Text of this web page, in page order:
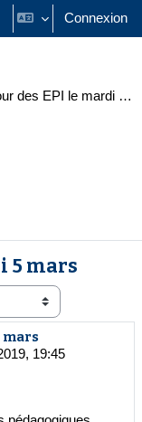
désactiver la saisie
Connexion
Mise à jour des EPI le mardi 5 mars
5 mars
mars
19:45